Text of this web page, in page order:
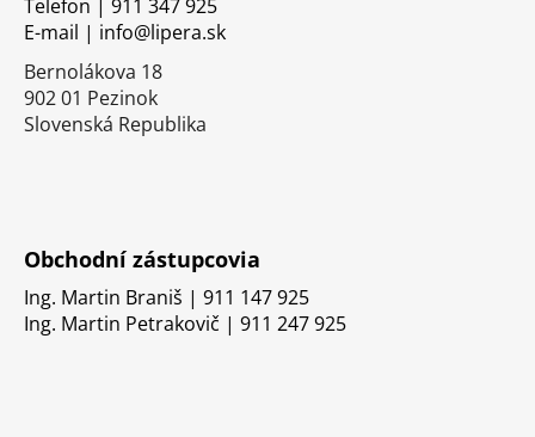
Telefon | 911 347 925
E-mail | info@lipera.sk
Bernolákova 18
902 01 Pezinok
Slovenská Republika
Obchodní zástupcovia
Ing. Martin Braniš | 911 147 925
Ing. Martin Petrakovič | 911 247 925